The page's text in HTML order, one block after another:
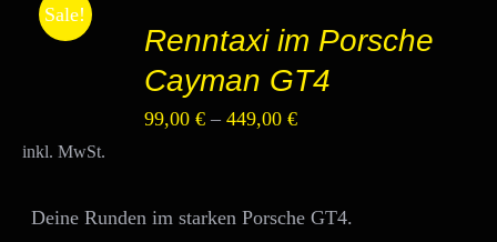
Sale!
AUSFÜHRUNG
WÄHLEN
VARIANTEN
OPTIONEN
Renntaxi im Porsche
Cayman GT4
99,00€ –449,00€
inkl. MwSt.
Deine Runden im starken Porsche GT4.